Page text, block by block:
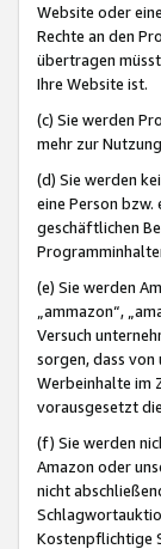
Website oder
Rechte an den
übertragen
Ihre Website ist.
(c) Sie werden
mehr zur
(d) Sie werden
eine Person
geschäftlichen
(e) Sie werden
„ammazon“,
Versuch
sorgen, dass von
Werbeinhalte im
vorausgesetzt
(f) Sie werden
Amazon oder
nicht
Kostenpflichtige